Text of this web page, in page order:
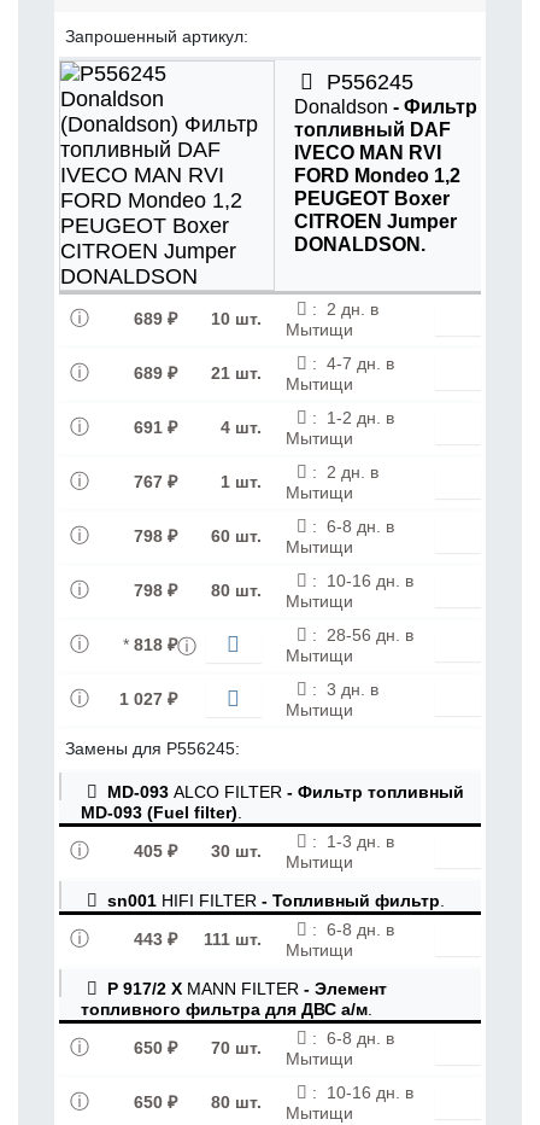
Запрошенный артикул:
P556245
Donaldson - Фильтр
топливный DAF
IVECO MAN RVI
FORD Mondeo 1,2
PEUGEOT Boxer
CITROEN Jumper
DONALDSON.
689 ₽ 10 шт. :
2 дн. в
Мытищи
689 ₽ 21 шт. : 4-7 дн. в
Мытищи
691 ₽ 4 шт. :
1-2 дн. в
Мытищи
767 ₽ 1 шт. :
2 дн. в
Мытищи
798 ₽ 60 шт. : 6-8 дн. в
Мытищи
798 ₽ 80 шт. :
10-16 дн. в
Мытищи
* 818 ₽ :
28-56 дн. в
Мытищи
1 027 ₽ : 3 дн. в
Мытищи
Замены для P556245:
MD-093 ALCO FILTER - Фильтр топливный
MD-093 (Fuel filter)
405 ₽
30 шт. :
1-3 дн. в
Мытищи
sn001 HIFI FILTER - Топливный фильтр
443 ₽
111 шт. : 6-8 дн. в
Мытищи
P 917/2 X MANN FILTER - Элемент
топливного фильтра для ДВС а/м
650 ₽
70 шт. : 6-8 дн. в
Мытищи
650 ₽ 80 шт. :
10-16 дн. в
Мытищи